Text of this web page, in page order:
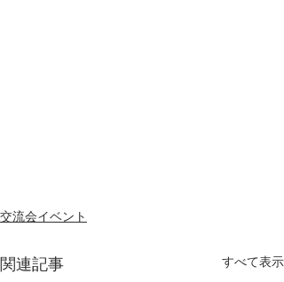
交流会イベント
関連記事 すべて表示